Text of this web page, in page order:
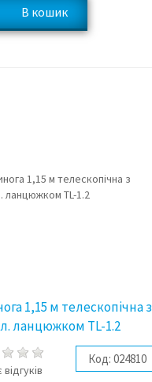
1,15 м телескопічна з
ланцюжком TL-1.2
Код: 024810